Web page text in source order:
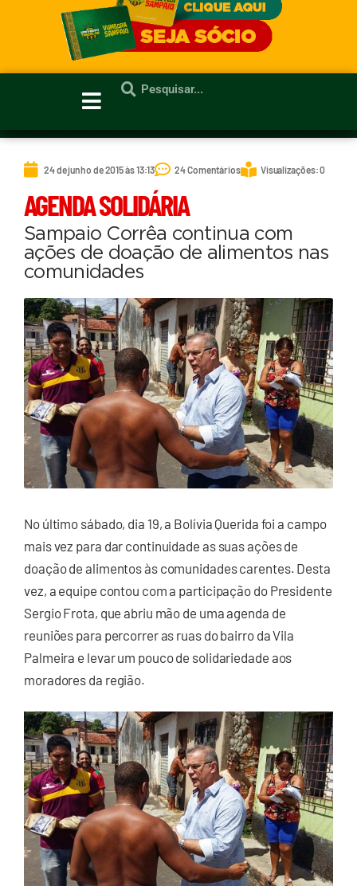
24 de junho de 2015 às 13:13 24 Comentários Visualizações: 0
AGENDA SOLIDÁRIA
Sampaio Corrêa continua com
ações de doação de alimentos nas
comunidades
No último sábado, dia 19, a Bolívia Querida foi a campo
mais vez para dar continuidade as suas ações de
doação de alimentos às comunidades carentes. Desta
vez, a equipe contou com a participação do Presidente
Sergio Frota, que abriu mão de uma agenda de
reuniões para percorrer as ruas do bairro da Vila
Palmeira e levar um pouco de solidariedade aos
moradores da região.